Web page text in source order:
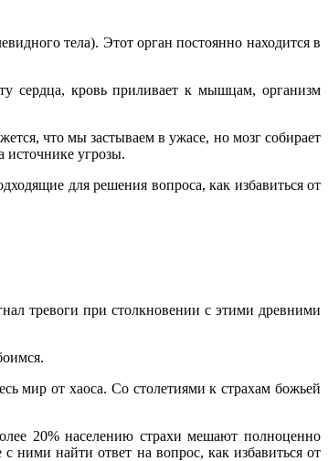
тела). Этот орган постоянно находится в
сердца, кровь приливает к мышцам, организм
что мы застываем в ужасе, но мозг собирает
источнике угрозы.
для решения вопроса, как избавиться от
тревоги при столкновении с этими древними
мир от хаоса. Со столетиями к страхам божьей
20% населению страхи мешают полноценно
найти ответ на вопрос, как избавиться от